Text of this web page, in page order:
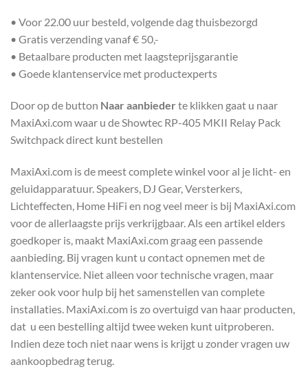
• Voor 22.00 uur besteld, volgende dag thuisbezorgd
• Gratis verzending vanaf € 50,-
• Betaalbare producten met laagsteprijsgarantie
• Goede klantenservice met productexperts
Door op de button Naar aanbieder te klikken gaat u naar
MaxiAxi.com waar u de Showtec RP-405 MKII Relay Pack
Switchpack direct kunt bestellen
MaxiAxi.com is de meest complete winkel voor al je licht- en
geluidapparatuur. Speakers, DJ Gear, Versterkers,
Lichteffecten, Home HiFi en nog veel meer is bij MaxiAxi.com
voor de allerlaagste prijs verkrijgbaar. Als een artikel elders
goedkoper is, maakt MaxiAxi.com graag een passende
aanbieding. Bij vragen kunt u contact opnemen met de
klantenservice. Niet alleen voor technische vragen, maar
zeker ook voor hulp bij het samenstellen van complete
installaties. MaxiAxi.com is zo overtuigd van haar producten,
dat u een bestelling altijd twee weken kunt uitproberen.
Indien deze toch niet naar wens is krijgt u zonder vragen uw
aankoopbedrag terug.